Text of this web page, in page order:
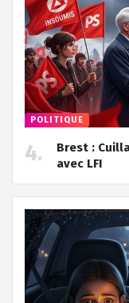
POLITIQUE
Brest :
avec LFI